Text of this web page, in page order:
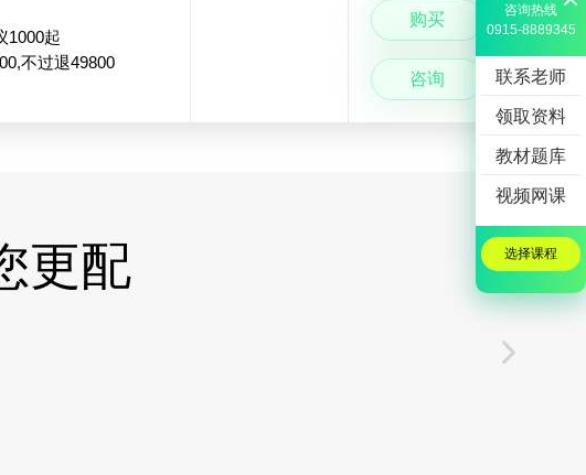
1000起
,不过退49800
购买
咨询
更配
咨询热线
0915-8889345
联系老师
领取资料
教材题库
视频网课
选择课程